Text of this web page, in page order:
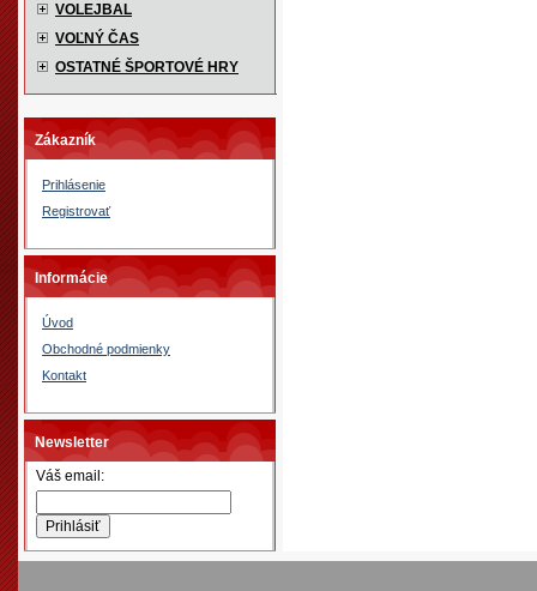
VOLEJBAL
VOĽNÝ ČAS
OSTATNÉ ŠPORTOVÉ HRY
Zákazník
Prihlásenie
Registrovať
Informácie
Úvod
Obchodné podmienky
Kontakt
Newsletter
Váš email: